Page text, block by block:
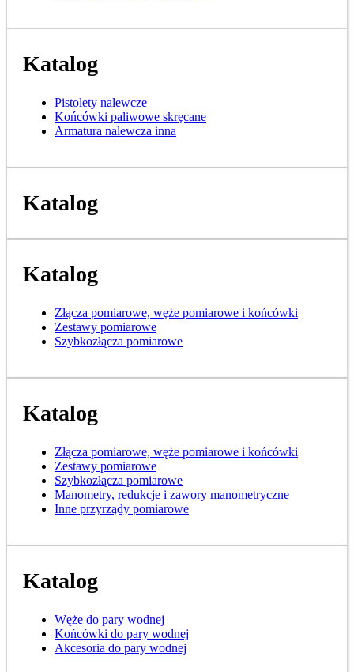
Katalog
Pistolety nalewcze
Końcówki paliwowe skręcane
Armatura nalewcza inna
Katalog
Katalog
Złącza pomiarowe, węże pomiarowe i końcówki
Zestawy pomiarowe
Szybkozłącza pomiarowe
Katalog
Złącza pomiarowe, węże pomiarowe i końcówki
Zestawy pomiarowe
Szybkozłącza pomiarowe
Manometry, redukcje i zawory manometryczne
Inne przyrządy pomiarowe
Katalog
Węże do pary wodnej
Końcówki do pary wodnej
Akcesoria do pary wodnej